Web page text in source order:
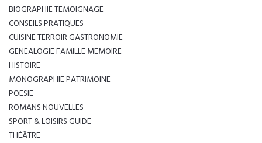
BIOGRAPHIE TEMOIGNAGE
CONSEILS PRATIQUES
CUISINE TERROIR GASTRONOMIE
GENEALOGIE FAMILLE MEMOIRE
HISTOIRE
MONOGRAPHIE PATRIMOINE
POESIE
ROMANS NOUVELLES
SPORT & LOISIRS GUIDE
THÉÂTRE